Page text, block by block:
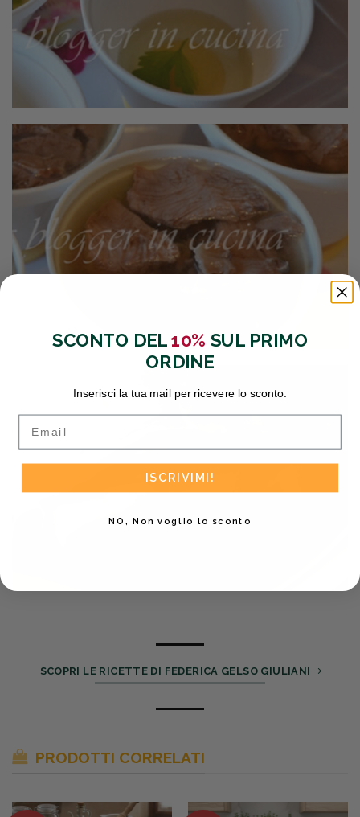
SCOPRI LE RICETTE DI FEDERICA GELSO GIULIANI
PRODOTTI CORRELATI
SCONTO DEL10% SUL PRIMO
ORDINE
Inserisci la tua mail per ricevere lo sconto.
Email
ISCRIVIMI!
NO, Non voglio lo sconto